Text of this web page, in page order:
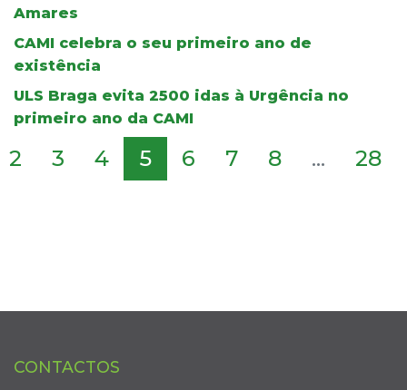
Amares
CAMI celebra o seu primeiro ano de
existência
ULS Braga evita 2500 idas à Urgência no
primeiro ano da CAMI
2 3 4 5 6 7 8 ... 28
CONTACTOS